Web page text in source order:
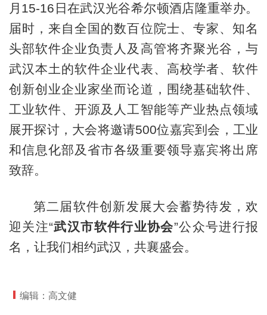
月15-16日在武汉光谷希尔顿酒店隆重举办。
届时，来自全国的数百位院士、专家、知名
头部软件企业负责人及高管将齐聚光谷，与
武汉本土的软件企业代表、高校学者、软件
创新创业企业家坐而论道，围绕基础软件、
工业软件、开源及人工智能等产业热点领域
展开探讨，大会将邀请500位嘉宾到会，工业
和信息化部及省市各级重要领导嘉宾将出席
致辞。
第二届软件创新发展大会蓄势待发，欢
迎关注“武汉市软件行业协会”公众号进行报
名，让我们相约武汉，共襄盛会。
编辑：高文健